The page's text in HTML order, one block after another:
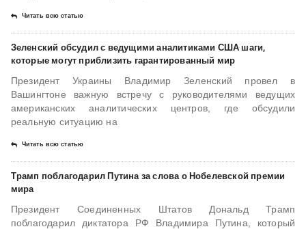
Читать всю статью
Зеленский обсудил с ведущими аналитиками США шаги,
которые могут приблизить гарантированный мир
Президент Украины Владимир Зеленский провел в
Вашингтоне важную встречу с руководителями ведущих
американских аналитических центров, где обсудили
реальную ситуацию на
Читать всю статью
Трамп поблагодарил Путина за слова о Нобелевской премии
мира
Президент Соединенных Штатов Дональд Трамп
поблагодарил диктатора РФ Владимира Путина, который